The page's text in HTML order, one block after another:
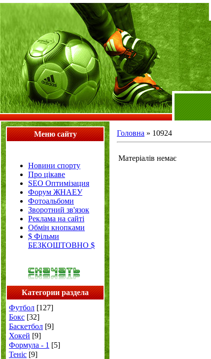
Меню сайту
Новини спорту
Про цікаве
SEO Оптимізация
Форум ЖНАЕУ
Фотоальбоми
Зворотний зв'язок
Реклама на сайті
Обмін кнопками
$ Фільми
БЕЗКОШТОВНО $
Категории раздела
Футбол [127]
Бокс [32]
Баскетбол [9]
Хокей [9]
Формула - 1 [5]
Теніс [9]
Головна » 10924
Матеріалів немає